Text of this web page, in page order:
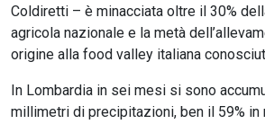
Coldiretti – è minacciata oltre il 30%
agricola nazionale e la metà
origine alla food valley italiana
In Lombardia in sei mesi si sono
millimetri di precipitazioni, ben il 59%